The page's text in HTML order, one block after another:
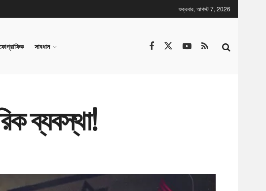
শুক্রবার, আগস্ট 7, 2026
সাবধান
ব্যবস্থা!